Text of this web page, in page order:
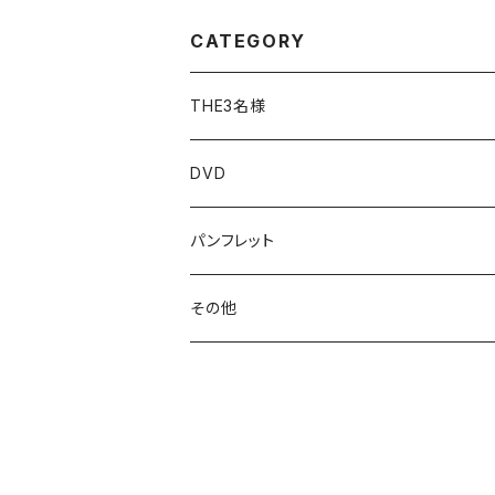
CATEGORY
THE3名様
Tシャツ
その他
DVD
パンフレット付き
パンフレット
その他